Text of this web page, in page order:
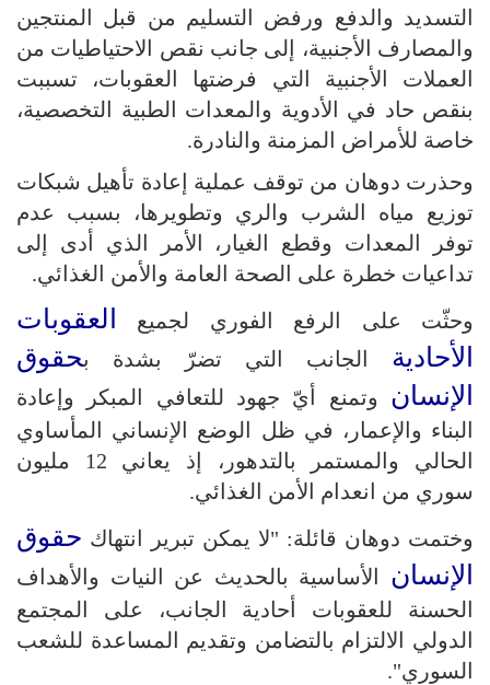
التسديد والدفع ورفض التسليم من قبل المنتجين
والمصارف الأجنبية، إلى جانب نقص الاحتياطيات من
العملات الأجنبية التي فرضتها العقوبات، تسببت
بنقص حاد في الأدوية والمعدات الطبية التخصصية،
خاصة للأمراض المزمنة والنادرة.
وحذرت دوهان من توقف عملية إعادة تأهيل شبكات
توزيع مياه الشرب والري وتطويرها، بسبب عدم
توفر المعدات وقطع الغيار، الأمر الذي أدى إلى
تداعيات خطرة على الصحة العامة والأمن الغذائي.
وحثّت على الرفع الفوري لجميع
العقوبات
الأحادية الجانب التي تضرّ بشدة بحقوق
الإنسان وتمنع أيّ جهود للتعافي المبكر وإعادة
البناء والإعمار، في ظل الوضع الإنساني المأساوي
الحالي والمستمر بالتدهور، إذ يعاني 12 مليون
سوري من انعدام الأمن الغذائي.
وختمت دوهان قائلة: "لا يمكن تبرير انتهاك حقوق
الإنسان الأساسية بالحديث عن النيات والأهداف
الحسنة للعقوبات أحادية الجانب، على المجتمع
الدولي الالتزام بالتضامن وتقديم المساعدة للشعب
السوري".